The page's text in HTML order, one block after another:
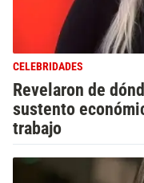
CELEBRIDADES
Revelaron de
sustento
trabajo